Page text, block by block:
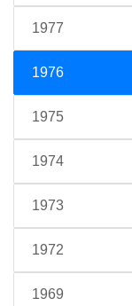
1977
1976
1975
1974
1973
1972
1969